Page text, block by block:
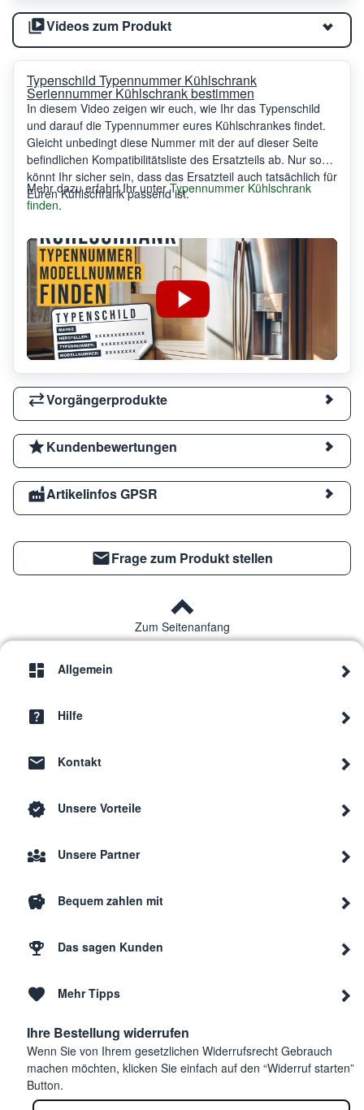
Videos zum Produkt
Typenschild Typennummer Kühlschrank
Seriennummer Kühlschrank bestimmen
In diesem Video zeigen wir euch, wie Ihr das Typenschild
und darauf die Typennummer eures Kühlschrankes findet.
Gleicht unbedingt diese Nummer mit der auf dieser Seite
befindlichen Kompatibilitätsliste des Ersatzteils ab. Nur so
könnt Ihr sicher sein, dass das Ersatzteil auch tatsächlich für
Euren Kühlschrank passend ist.
Mehr dazu erfahrt Ihr unterTypennummer Kühlschrank
finden.
Vorgängerprodukte
Kundenbewertungen
Artikelinfos GPSR
Frage zum Produkt stellen
Zum Seitenanfang
Allgemein
Hilfe
Kontakt
Unsere Vorteile
Unsere Partner
Bequem zahlen mit
Das sagen Kunden
Mehr Tipps
Ihre Bestellung widerrufen
Wenn Sie von Ihrem gesetzlichen Widerrufsrecht Gebrauch
machen möchten, klicken Sie einfach auf den “Widerruf starten”
Button.